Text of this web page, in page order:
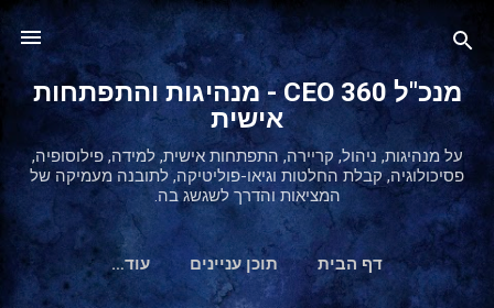
דילוג לתוכן הראשי
מנכ"ל 360 CEO - מנהיגות והתפתחות
אישית
על מנהיגות, ניהול, קריירה, התפתחות אישית, למידה, פילוסופיה,
פסיכולוגיה, קבלת החלטות וגיאו-פוליטיקה, לתובנה מעמיקה של
המציאות והדרך לשגשג בה.
דף הבית תוכן עניינים ‏עוד…